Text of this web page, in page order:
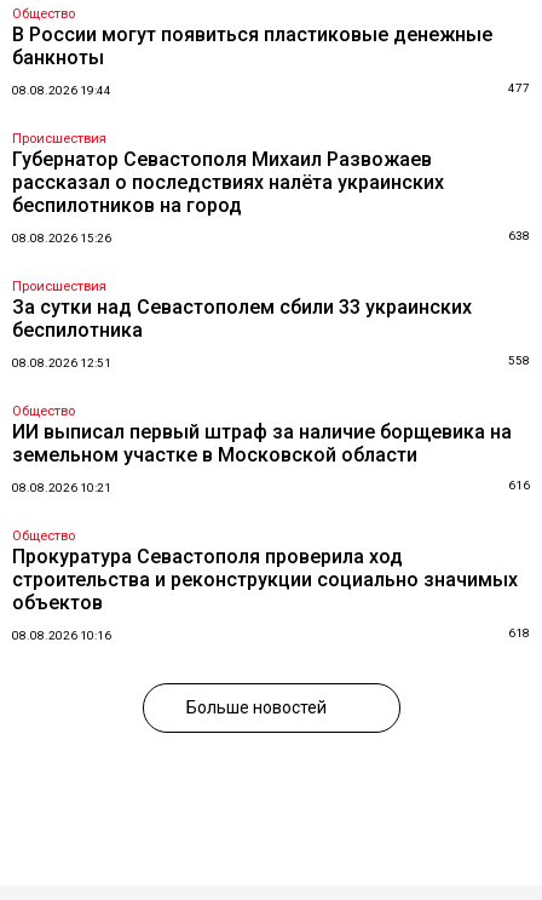
Общество
В России могут появиться пластиковые денежные
банкноты
08.08.2026 19:44 477
Происшествия
Губернатор Севастополя Михаил Развожаев
рассказал о последствиях налёта украинских
беспилотников на город
08.08.2026 15:26 638
Происшествия
За сутки над Севастополем сбили 33 украинских
беспилотника
08.08.2026 12:51 558
Общество
ИИ выписал первый штраф за наличие борщевика на
земельном участке в Московской области
08.08.2026 10:21 616
Общество
Прокуратура Севастополя проверила ход
строительства и реконструкции социально значимых
объектов
08.08.2026 10:16 618
Больше новостей